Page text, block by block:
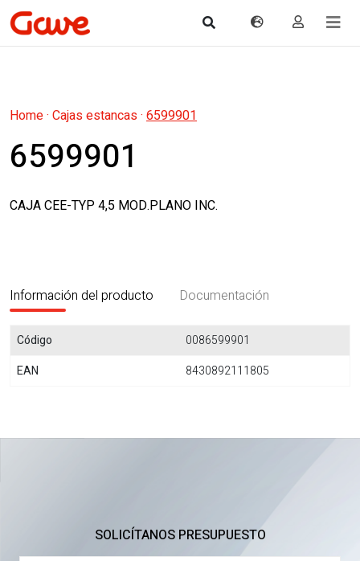
Home· Cajas estancas· 6599901
6599901
CAJA CEE-TYP 4,5 MOD.PLANO INC.
Información del producto Documentación
Código
0086599901
EAN
8430892111805
SOLICÍTANOS PRESUPUESTO